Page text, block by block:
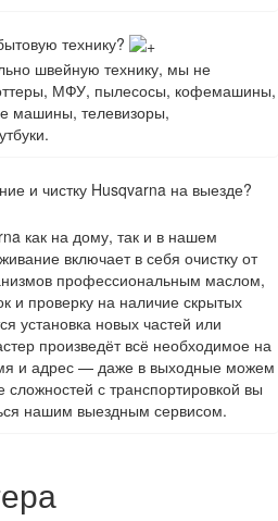
технику?
швейную технику, мы не
МФУ, пылесосы, кофемашины,
машины, телевизоры,
и чистку Husqvarna на выезде?
как на дому, так и в нашем
включает в себя очистку от
профессиональным маслом,
и проверку на наличие скрытых
установка новых частей или
произведёт всё необходимое на
и адрес — даже в выходные можем
сложностей с транспортировкой вы
нашим выездным сервисом.